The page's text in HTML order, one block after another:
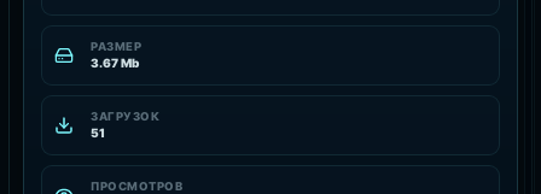
РАЗМЕР
3.67 Mb
ЗАГРУЗОК
51
ПРОСМОТРОВ